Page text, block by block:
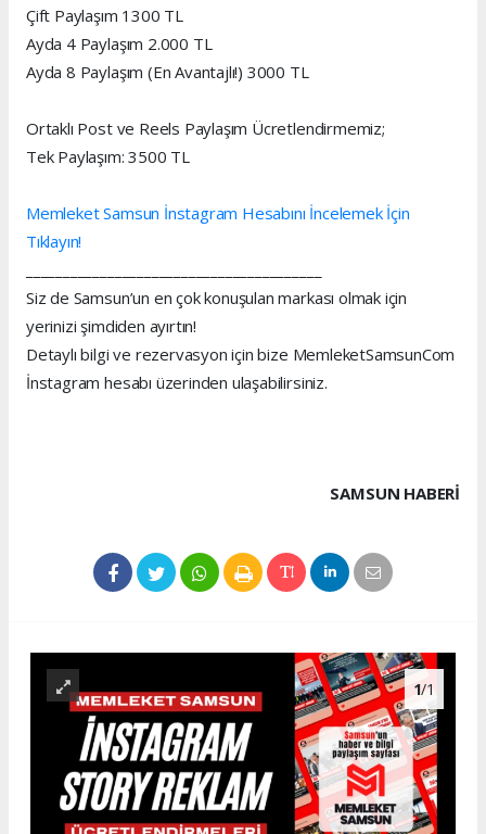
Çift Paylaşım 1300 TL
Ayda 4 Paylaşım 2.000 TL
Ayda 8 Paylaşım (En Avantajlı!) 3000 TL
Ortaklı Post ve Reels Paylaşım Ücretlendirmemiz;
Tek Paylaşım: 3500 TL
Memleket Samsun İnstagram Hesabını İncelemek İçin
Tıklayın!
Siz de Samsun’un en çok konuşulan markası olmak için
yerinizi şimdiden ayırtın!
Detaylı bilgi ve rezervasyon için bize MemleketSamsunCom
İnstagram hesabı üzerinden ulaşabilirsiniz.
SAMSUN HABERİ
1/1